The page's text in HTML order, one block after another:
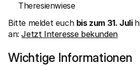
Theresienwiese
Bitte meldet euch bis zum 31. Juli
an: Jetzt Interesse bekunden
Wichtige Informationen
News
Lesen Sie aktuelle Mollie-
Neuigkeiten
Karriere
Kontakt
Für Endkunden